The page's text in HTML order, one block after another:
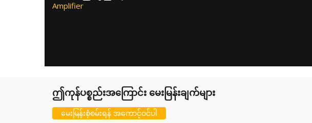
Amplifier
ဤကုန်ပစ္စည်းအကြောင်း မေးမြန်းချက်များ
မေးမြန်းစုံစမ်းရန် အကောင့်ဝင်ပါ